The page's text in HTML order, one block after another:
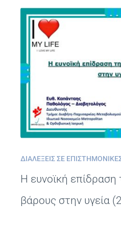
ΔΙΑΛΈΞΕΙΣ ΣΕ
Η ευνοϊκή
βάρους στην υγεία